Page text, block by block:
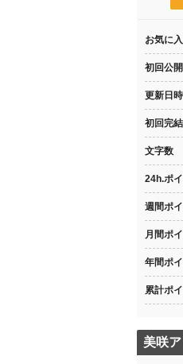
お気に
初回公
更新日時
初回完
文字数
24h.ポ
週間ポ
月間ポ
年間ポ
累計ポ
美咲